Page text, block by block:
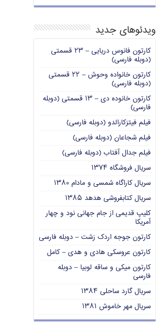
ویدئوهای جدید
کارتون فانوس دریایی – ۲۳ قسمتی
(دوبله فارسی)
کارتون خانواده وحوش – ۲۲ قسمتی
(دوبله فارسی)
کارتون خانوده دی – ۱۳ قسمتی (دوبله
فارسی)
فیلم فیتزکارالدو (دوبله فارسی)
فیلم شجاعان (دوبله فارسی)
فیلم جدال آفتاب (دوبله فارسی)
سریال فروشگاه ۱۳۷۴
سریال کاراگاه شمسی و مادام ۱۳۸۰
سریال کتابفروشی هدهد ۱۳۸۵
کلیپ قدیمی از جام جهانی نود و چهار
آمریکا
کارتون جوجه اردک زشت – دوبله فارسی
کارتون عروسکی هادی و هدی – کامل
کارتون میکی و ساقه لوبیا – دوبله
فارسی
سریال گارد ساحلی ۱۳۸۴
سریال مهر خاموش ۱۳۸۱